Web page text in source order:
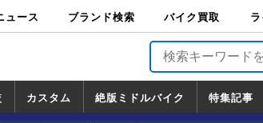
ュース ブランド検索 バイク買取
バイク買取
ラ
バ
バ
フ
バ
ロ
バ
カスタム 絶版ミドルバイク 特集記事